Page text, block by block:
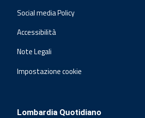
Social media Policy
Accessibilità
Note Legali
Impostazione cookie
Lombardia Quotidiano